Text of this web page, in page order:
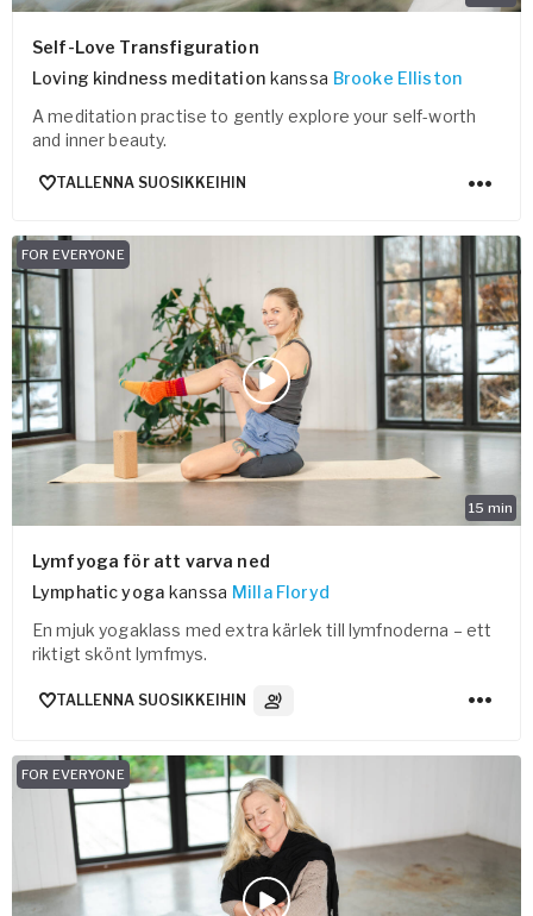
Self-Love Transfiguration
Loving kindness meditation kanssa Brooke Elliston
A meditation practise to gently explore your self-worth
and inner beauty.
TALLENNA SUOSIKKEIHIN
15 min
FOR EVERYONE
Lymfyoga för att varva ned
Lymphatic yoga kanssa Milla Floryd
En mjuk yogaklass med extra kärlek till lymfnoderna – ett
riktigt skönt lymfmys.
TALLENNA SUOSIKKEIHIN 3 Ääniraidat
FOR EVERYONE